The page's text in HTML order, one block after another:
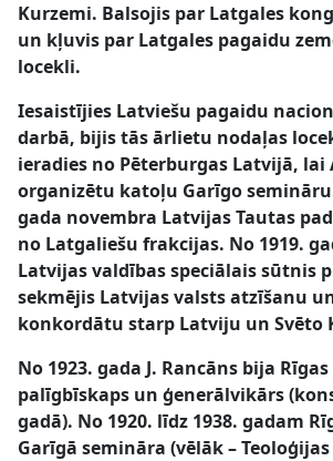
Kurzemi. Balsojis par Latgales
un kļuvis par Latgales pagaidu
locekli.
Iesaistījies Latviešu pagaidu
darbā, bijis tās ārlietu nodaļas
ieradies no Pēterburgas Latvijā, lai
organizētu katoļu Garīgo
gada novembra Latvijas Tautas
no Latgaliešu frakcijas. No 1919.
Latvijas valdības speciālais sūtnis
sekmējis Latvijas valsts atzīšanu
konkordātu starp Latviju un Svēto
No 1923. gada J. Rancāns bija
palīgbīskaps un ģenerālvikārs
gadā). No 1920. līdz 1938. gadam
Garīgā semināra (vēlāk –